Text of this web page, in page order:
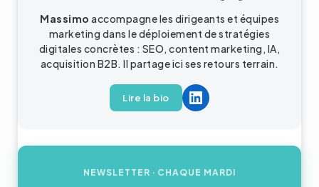
Massimo accompagne les dirigeants et équipes
marketing dans le déploiement de stratégies
digitales concrètes : SEO, content marketing, IA,
acquisition B2B. Il partage ici ses retours terrain.
Lire la bio
NEWSLETTER · CHAQUE MARDI